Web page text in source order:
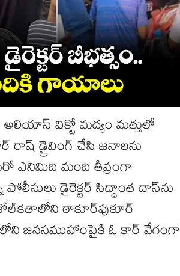
అలియాస్ విక్టో మద్యం మత్తులో
రాష్ డ్రైవింగ్ చేసి జనాలను
ఎనిమిది మంది తీవ్రంగా
డైరెక్టర్ సిద్ధాంత దాస్‎ను
కోల్‌కతాలోని ఠాకూర్‌పుకూర్
జనసముహాంపైకి ఓ కార్ వేగంగా